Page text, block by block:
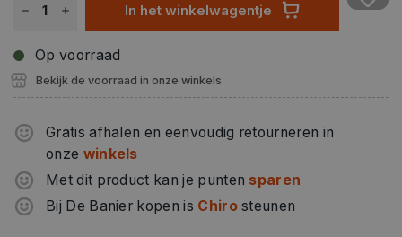
In het winkelwagentje
Op voorraad
Bekijk de voorraad in onze winkels
Gratis afhalen en eenvoudig retourneren in
onze winkels
Met dit product kan je punten sparen
Bij De Banier kopen is Chirosteunen